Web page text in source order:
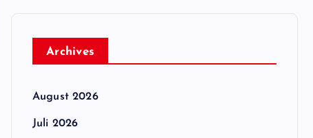
Archives
August 2026
Juli 2026